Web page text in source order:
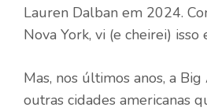
Lauren Dalban em 2024.
Nova York, vi (e cheirei)
Mas, nos últimos anos, a
outras cidades americanas